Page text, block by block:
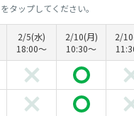
タップしてください。
2/5(水)
18:00〜
2/10(月)
10:30〜
2/